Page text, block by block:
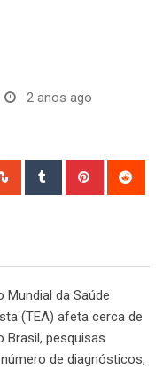
2 anos ago
StumbleUpon
Tumblr Pinterest
da Saúde
(TEA) afeta cerca de
Brasil, pesquisas
de diagnósticos,